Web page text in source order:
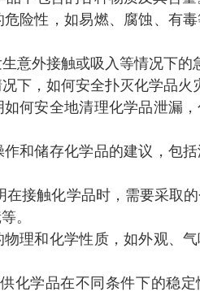
险性，如易燃、腐蚀、有
意外接触或吸入等情况下的
下，如何安全扑灭化学品火
何安全地清理化学品泄漏
和储存化学品的建议，包
在接触化学品时，需要采取
。
理和化学性质，如外观、
化学品在不同条件下的稳